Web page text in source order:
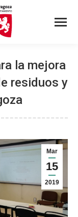
la mejora
residuos y
Mar
15
2019